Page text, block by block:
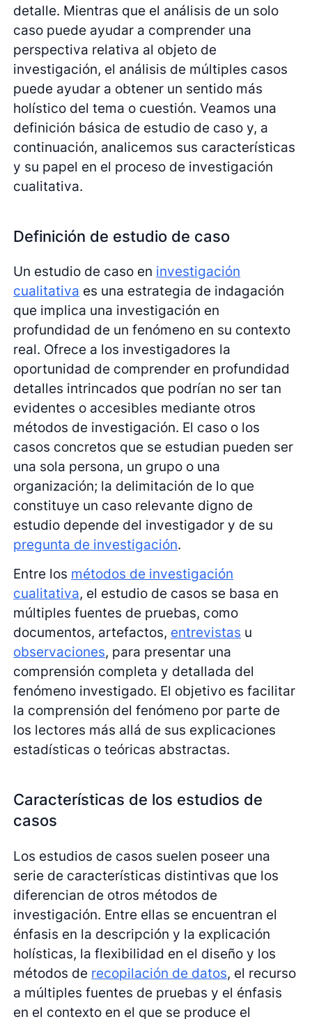
detalle. Mientras que el análisis de un solo
caso puede ayudar a comprender una
perspectiva relativa al objeto de
investigación, el análisis de múltiples casos
puede ayudar a obtener un sentido más
holístico del tema o cuestión. Veamos una
definición básica de estudio de caso y, a
continuación, analicemos sus características
y su papel en el proceso de investigación
cualitativa.
Definición de estudio de caso
Un estudio de caso en investigación
cualitativa es una estrategia de indagación
que implica una investigación en
profundidad de un fenómeno en su contexto
real. Ofrece a los investigadores la
oportunidad de comprender en profundidad
detalles intrincados que podrían no ser tan
evidentes o accesibles mediante otros
métodos de investigación. El caso o los
casos concretos que se estudian pueden ser
una sola persona, un grupo o una
organización; la delimitación de lo que
constituye un caso relevante digno de
estudio depende del investigador y de su
pregunta de investigación.
Entre los métodos de investigación
cualitativa, el estudio de casos se basa en
múltiples fuentes de pruebas, como
documentos, artefactos, entrevistas u
observaciones, para presentar una
comprensión completa y detallada del
fenómeno investigado. El objetivo es facilitar
la comprensión del fenómeno por parte de
los lectores más allá de sus explicaciones
estadísticas o teóricas abstractas.
Características de los estudios de
casos
Los estudios de casos suelen poseer una
serie de características distintivas que los
diferencian de otros métodos de
investigación. Entre ellas se encuentran el
énfasis en la descripción y la explicación
holísticas, la flexibilidad en el diseño y los
métodos de recopilación de datos, el recurso
a múltiples fuentes de pruebas y el énfasis
en el contexto en el que se produce el